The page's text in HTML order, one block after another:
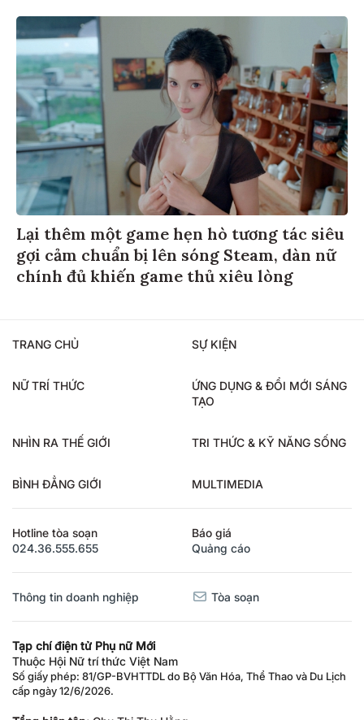
Lại thêm một game hẹn hò tương tác siêu
gợi cảm chuẩn bị lên sóng Steam, dàn nữ
chính đủ khiến game thủ xiêu lòng
TRANG CHỦ SỰ KIỆN
NỮ TRÍ THỨC
ỨNG DỤNG & ĐỔI MỚI SÁNG
TẠO
NHÌN RA THẾ GIỚI TRI THỨC & KỸ NĂNG SỐNG
BÌNH ĐẲNG GIỚI MULTIMEDIA
Hotline tòa soạn
024.36.555.655
Báo giá
Quảng cáo
Thông tin doanh nghiệp Tòa soạn
Tạp chí điện tử Phụ nữ Mới
Thuộc Hội Nữ trí thức Việt Nam
Số giấy phép: 81/GP-BVHTTDL do Bộ Văn Hóa, Thể Thao và Du Lịch
cấp ngày 12/6/2026.